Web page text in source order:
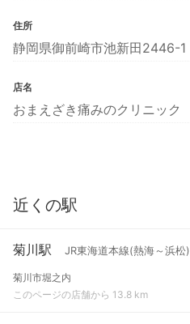
住所
静岡県御前崎市池新田2446-1
店名
おまえざき痛みのクリニック
近くの駅
菊川駅 JR東海道本線(熱海～浜松)
菊川市堀之内
このページの店舗から 13.8 km